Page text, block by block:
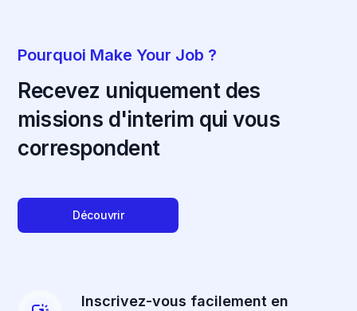
Pourquoi Make Your Job ?
Recevez uniquement des
missions d'interim qui vous
correspondent
Découvrir
Inscrivez-vous facilement en